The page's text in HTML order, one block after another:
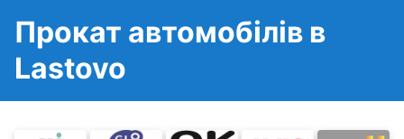
Прокат автомобілів в
Lastovo